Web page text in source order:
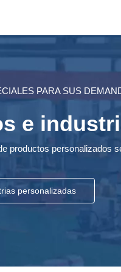
PARA SUS
e
productos personalizados
personalizadas